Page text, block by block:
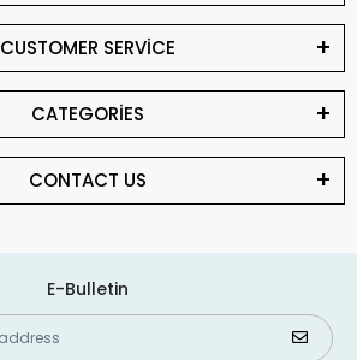
CUSTOMER SERVİCE
CATEGORİES
CONTACT US
E-Bulletin